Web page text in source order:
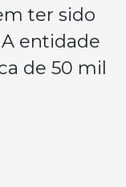
ter sido
entidade
de 50 mil